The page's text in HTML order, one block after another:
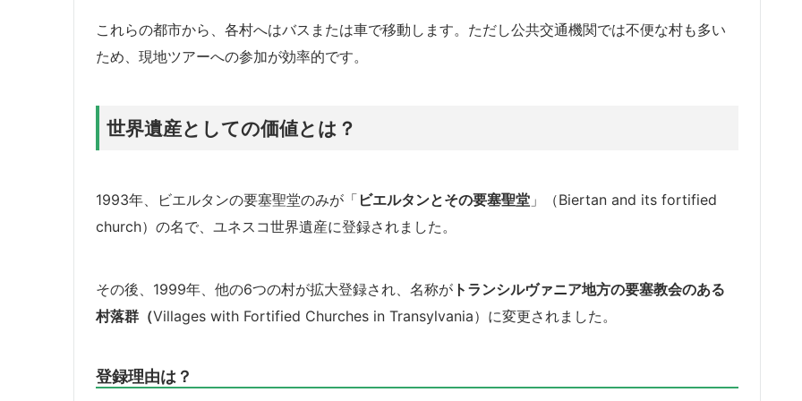
これらの都市から、各村へはバスまたは車で移動します。ただし公共交通機関では不便な村も多い
ため、現地ツアーへの参加が効率的です。
世界遺産としての価値とは？
1993年、ビエルタンの要塞聖堂のみが「 ビエルタンとその要塞聖堂 」（Biertan and its fortified
church）の名で、ユネスコ世界遺産に登録されました。
その後、1999年、他の6つの村が拡大登録され、名称が トランシルヴァニア地方の要塞教会のある
村落群（Villages with Fortified Churches in Transylvania）に変更されました。
登録理由は？